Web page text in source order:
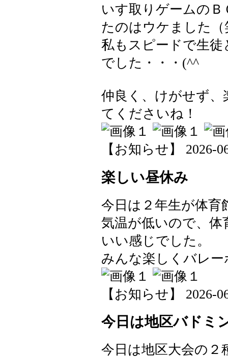
いす取りゲームの
たのはウケました（
私もスピードで生徒
でした・・・(^^ゞ
仲良く、けがせず
てくださいね！
【お知らせ】 2026-
楽しい昼休み
今日は２年生が体育
気温が低いので、
いい感じでした。
みんな楽しくバレ
【お知らせ】 2026-
今日は地区バドミ
今日は地区大会の２